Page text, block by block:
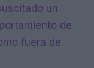
un
de
fuera de